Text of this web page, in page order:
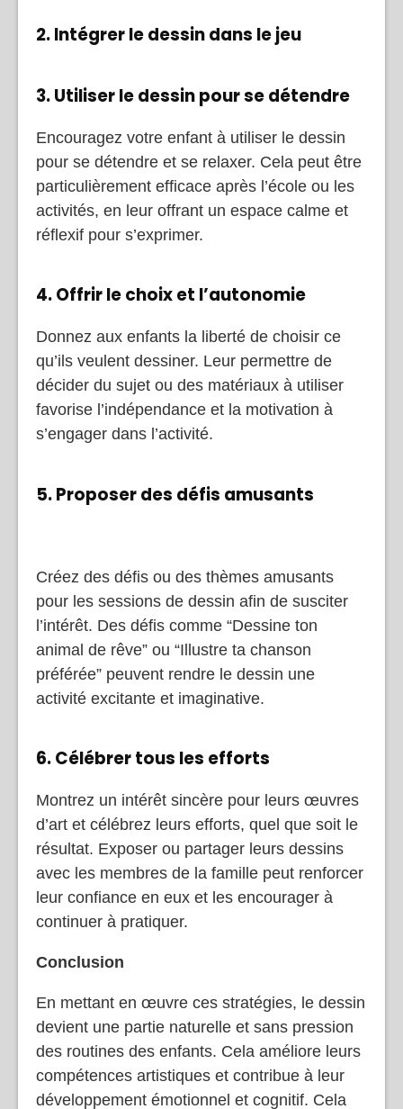
2. Intégrer le dessin dans le jeu
3. Utiliser le dessin pour se détendre
Encouragez votre enfant à utiliser le dessin
pour se détendre et se relaxer. Cela peut être
particulièrement efficace après l’école ou les
activités, en leur offrant un espace calme et
réflexif pour s’exprimer.
4. Offrir le choix et l’autonomie
Donnez aux enfants la liberté de choisir ce
qu’ils veulent dessiner. Leur permettre de
décider du sujet ou des matériaux à utiliser
favorise l’indépendance et la motivation à
s’engager dans l’activité.
5. Proposer des défis amusants
Créez des défis ou des thèmes amusants
pour les sessions de dessin afin de susciter
l’intérêt. Des défis comme “Dessine ton
animal de rêve” ou “Illustre ta chanson
préférée” peuvent rendre le dessin une
activité excitante et imaginative.
6. Célébrer tous les efforts
Montrez un intérêt sincère pour leurs œuvres
d’art et célébrez leurs efforts, quel que soit le
résultat. Exposer ou partager leurs dessins
avec les membres de la famille peut renforcer
leur confiance en eux et les encourager à
continuer à pratiquer.
Conclusion
En mettant en œuvre ces stratégies, le dessin
devient une partie naturelle et sans pression
des routines des enfants. Cela améliore leurs
compétences artistiques et contribue à leur
développement émotionnel et cognitif. Cela